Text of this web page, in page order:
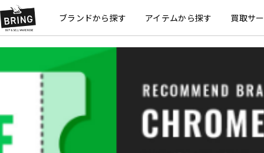
ブランドから探す アイテムから探す 買取サ